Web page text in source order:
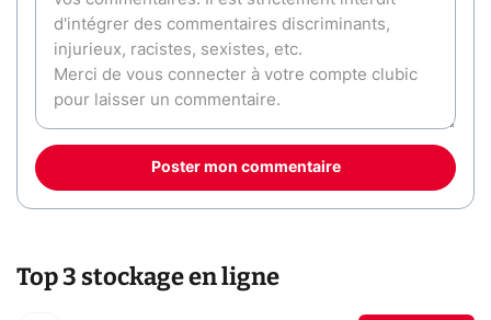
Poster mon commentaire
Top 3 stockage en ligne